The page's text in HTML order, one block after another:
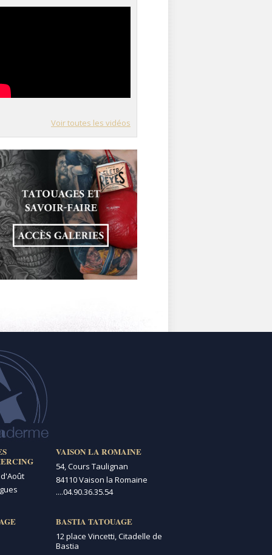
Voir toutes les vidéos
VAISON LA ROMAINE
54, Cours Taulignan
84110 Vaison la Romaine
....04.90.36.35.54
BASTIA TATOUAGE
12 place Vincetti, Citadelle de
Bastia